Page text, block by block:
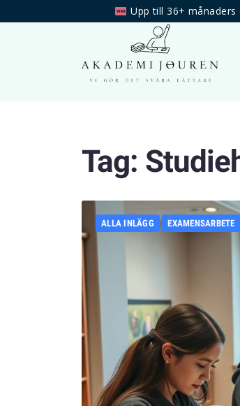
Upp till 36+ månaders
Tag:
ALLA INLÄGG EXAMENSARBETE